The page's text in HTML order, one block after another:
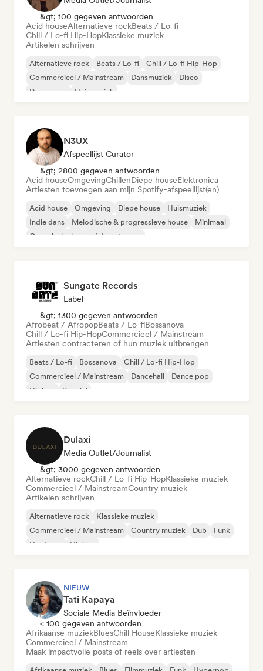
&gt; 100 gegeven antwoorden
Acid houseAlternatieve rockBeats / Lo-fi
Chill / Lo-fi Hip-HopKlassieke muziek
Artikelen schrijven
Alternatieve rock Beats / Lo-fi
Chill / Lo-fi Hip-Hop
Commercieel / Mainstream
Dansmuziek
Disco
Droompop
Huismuziek
N3UX
Afspeellijst Curator
&gt; 2800 gegeven antwoorden
Acid houseOmgevingChillenDiepe houseElektronica
Artiesten toevoegen aan mijn Spotify-afspeellijst(en)
Acid house Omgeving Diepe house
Huismuziek
Indie dans
Melodische & progressieve house
Minimaal
Organische house / downtempo
Sungate Records
Label
&gt; 1300 gegeven antwoorden
Afrobeat / AfropopBeats / Lo-fiBossanova
Chill / Lo-fi Hip-HopCommercieel / Mainstream
Artiesten contracteren of hun muziek uitbrengen
Beats / Lo-fi Bossanova
Chill / Lo-fi Hip-Hop
Commercieel / Mainstream
Dancehall
Dance pop
Hiphop
Popziel
Dulaxi
Media Outlet/Journalist
&gt; 3000 gegeven antwoorden
Alternatieve rockChill / Lo-fi Hip-HopKlassieke muziek
Commercieel / MainstreamCountry muziek
Artikelen schrijven
Alternatieve rock
Klassieke muziek
Commercieel / Mainstream
Country muziek Dub
Funk
Hardcore
Hiphop
NIEUW
Tati Kapaya
Sociale Media Beïnvloeder
< 100 gegeven antwoorden
Afrikaanse muziekBluesChill HouseKlassieke muziek
Commercieel / Mainstream
Maak impactvolle posts of reels over artiesten